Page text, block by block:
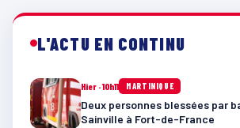
L'ACTU EN CONTINU
Hier · 10h11 MARTINIQUE
Deux personnes blessées par
Sainville à Fort-de-France